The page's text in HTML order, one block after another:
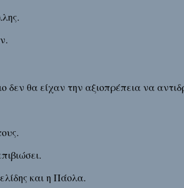
δεν θα είχαν την αξιοπρέπεια να
και η Πάολα.